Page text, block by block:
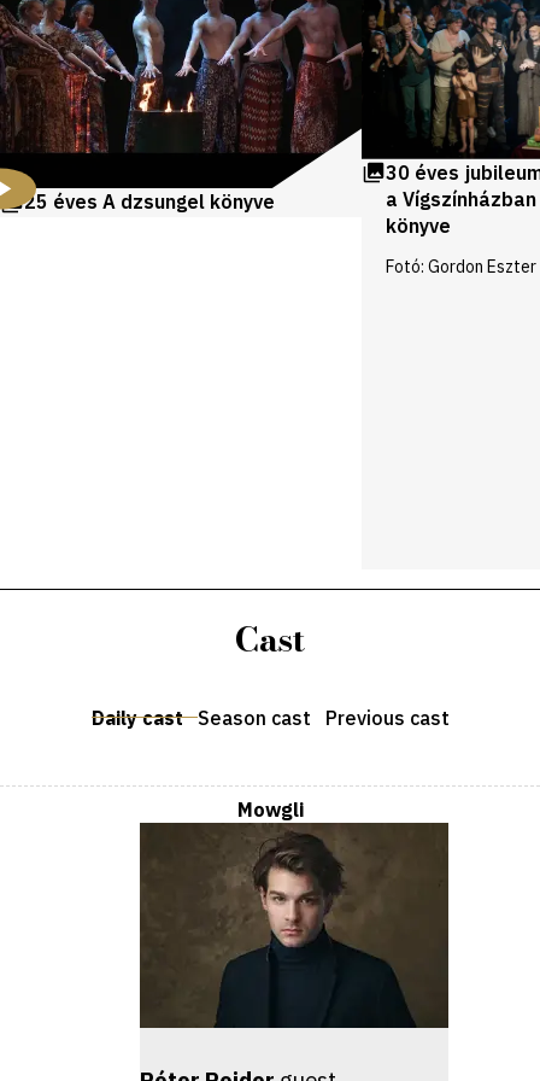
25 éves A dzsungel könyve
30 éves
a
könyve
Fotó: Gordon Eszter
Cast
Daily cast Season cast Previous cast
Mowgli